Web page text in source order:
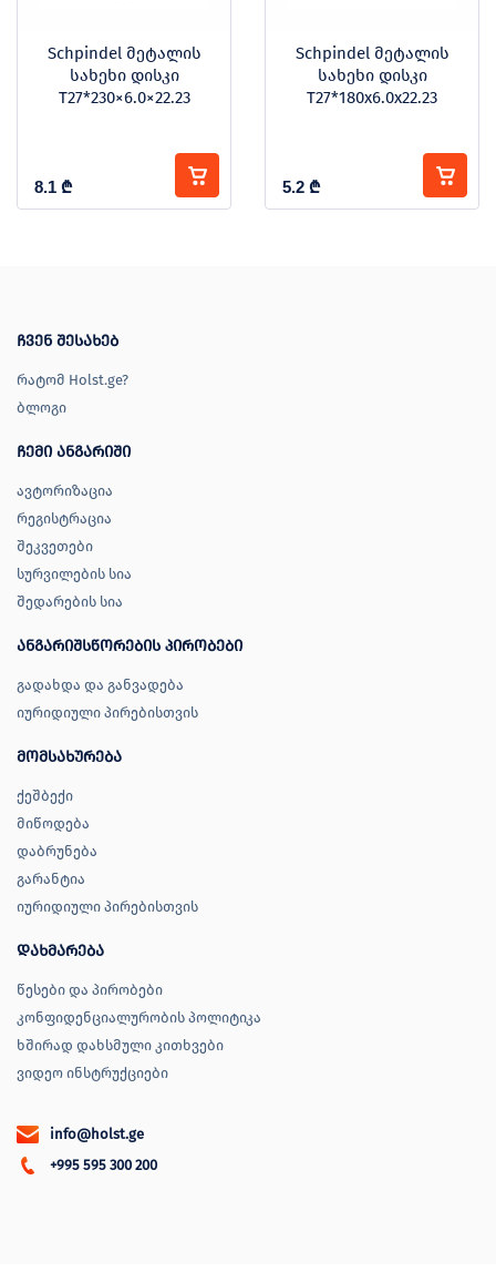
Schpindel მეტალის
სახეხი დისკი
T27*230×6.0×22.23
8.1 ₾
Schpindel მეტალის
სახეხი დისკი
T27*180x6.0x22.23
5.2 ₾
ჩვენ შესახებ
რატომ Holst.ge?
ბლოგი
ჩემი ანგარიში
ავტორიზაცია
რეგისტრაცია
შეკვეთები
სურვილების სია
შედარების სია
ანგარიშსწორების პირობები
გადახდა და განვადება
იურიდიული პირებისთვის
მომსახურება
ქეშბექი
მიწოდება
დაბრუნება
გარანტია
იურიდიული პირებისთვის
დახმარება
წესები და პირობები
კონფიდენციალურობის პოლიტიკა
ხშირად დახსმული კითხვები
ვიდეო ინსტრუქციები
info@holst.ge
+995 595 300 200